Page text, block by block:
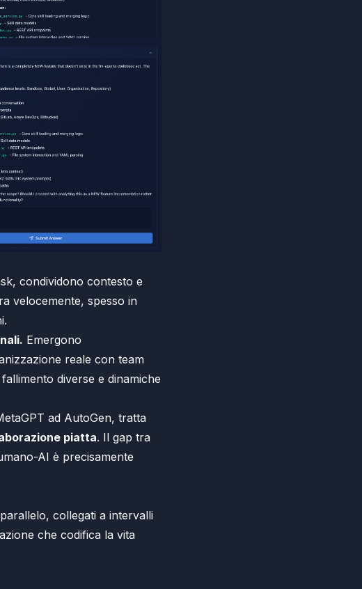
condividono contesto e
velocemente, spesso in
Emergono
reale con team
diverse e dinamiche
ad AutoGen, tratta
piatta. Il gap tra
AI è precisamente
collegati a intervalli
che codifica la vita